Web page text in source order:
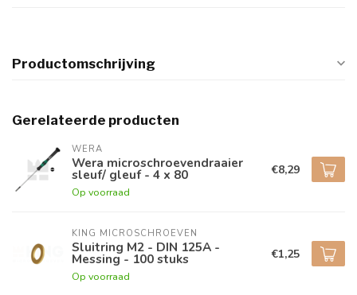
Productomschrijving
Gerelateerde producten
WERA
Wera microschroevendraaier
sleuf/ gleuf - 4 x 80
Op voorraad
€8,29
KING MICROSCHROEVEN
Sluitring M2 - DIN 125A -
Messing - 100 stuks
Op voorraad
€1,25